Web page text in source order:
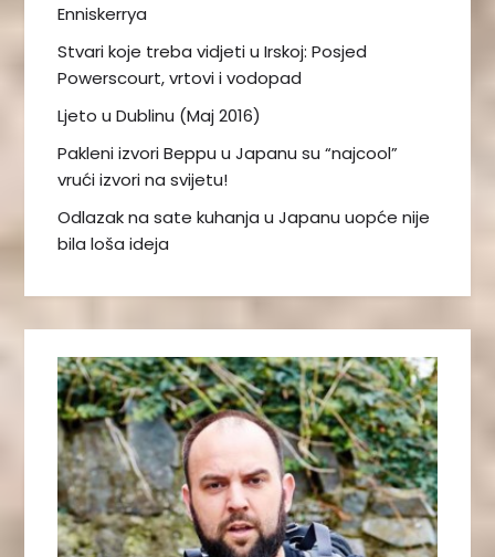
Enniskerrya
Stvari koje treba vidjeti u Irskoj: Posjed
Powerscourt, vrtovi i vodopad
Ljeto u Dublinu (Maj 2016)
Pakleni izvori Beppu u Japanu su “najcool”
vrući izvori na svijetu!
Odlazak na sate kuhanja u Japanu uopće nije
bila loša ideja